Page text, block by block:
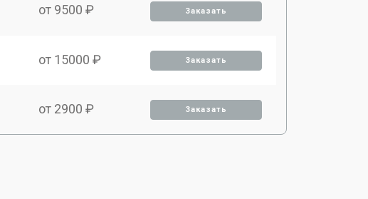
от 9500 ₽ Заказать
от 15000 ₽ Заказать
от 2900 ₽ Заказать